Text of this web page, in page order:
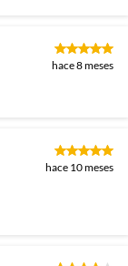
hace 8 meses
hace 10 meses